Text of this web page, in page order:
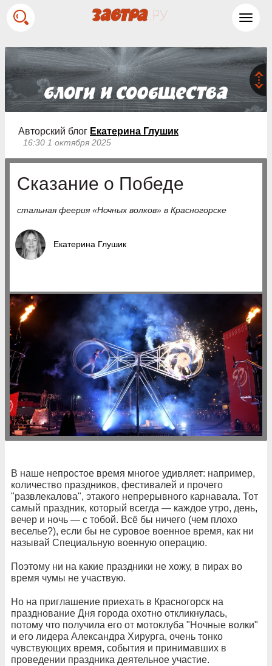
Авторский блог Екатерина Глушик
16:30 1 октября 2025
Сказание о Победе
стальная феерия «Ночных волков» в Красногорске
Екатерина Глушик
В наше непростое время многое удивляет: например,
количество праздников, фестивалей и прочего
"развлекалова", этакого непрерывного карнавала. Тот
самый праздник, который всегда — каждое утро, день,
вечер и ночь — с тобой. Всё бы ничего (чем плохо
веселье?), если бы не суровое военное время, как ни
называй Специальную военную операцию.
Поэтому ни на какие праздники не хожу, в пирах во
время чумы не участвую.
Но на приглашение приехать в Красногорск на
празднование Дня города охотно откликнулась,
потому что получила его от мотоклуба "Ночные волки"
и его лидера Александра Хирурга, очень тонко
чувствующих время, события и принимавших в
проведении праздника деятельное участие.